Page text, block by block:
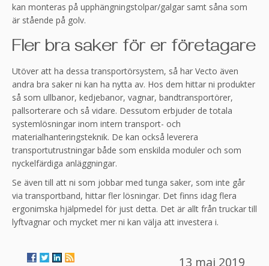
kan monteras på upphängningstolpar/galgar samt såna som
är stående på golv.
Fler bra saker för er företagare
Utöver att ha dessa transportörsystem, så har Vecto även
andra bra saker ni kan ha nytta av. Hos dem hittar ni produkter
så som ullbanor, kedjebanor, vagnar, bandtransportörer,
pallsorterare och så vidare. Dessutom erbjuder de totala
systemlösningar inom intern transport- och
materialhanteringsteknik. De kan också leverera
transportutrustningar både som enskilda moduler och som
nyckelfärdiga anläggningar.
Se även till att ni som jobbar med tunga saker, som inte går
via transportband, hittar fler lösningar. Det finns idag flera
ergonimska hjälpmedel för just detta. Det är allt från truckar till
lyftvagnar och mycket mer ni kan välja att investera i.
13 maj 2019